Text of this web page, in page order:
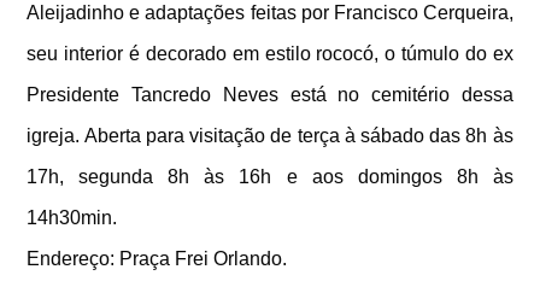
Aleijadinho e adaptações feitas por Francisco Cerqueira,
seu interior é decorado em estilo rococó, o túmulo do ex
Presidente Tancredo Neves está no cemitério dessa
igreja. Aberta para visitação de terça à sábado das 8h às
17h, segunda 8h às 16h e aos domingos 8h às
14h30min.
Endereço: Praça Frei Orlando.